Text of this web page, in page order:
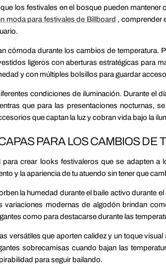
los festivales en el bosque pueden
moda para festivales de Billboard , comprender
cómoda durante los cambios de temperatura.
ligeros con aberturas estratégicas para
y con múltiples bolsillos para guardar
condiciones de iluminación. Durante el
que para las presentaciones nocturnas,
que captan la luz y cobran vida bajo la
PARA LOS CAMBIOS DE
crear looks festivaleros que se adapten
y la apariencia de tu atuendo sin tener que
la humedad durante el baile activo durante
modernas de algodón brindan
como para destacarse durante las
versátiles que aporten calidez y un toque
sobrecamisas cuando bajan las
para seguir bailando.